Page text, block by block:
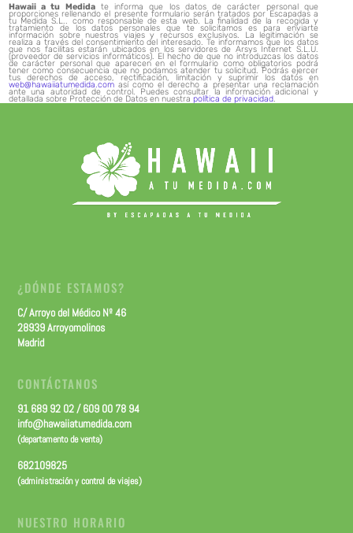
Hawaii a tu Medidate informa que los datos de carácter personal que
proporciones rellenando el presente formulario serán tratados por Escapadas a
tu Medida S.L.. como responsable de esta web. La finalidad de la recogida y
tratamiento de los datos personales que te solicitamos es para enviarte
información sobre nuestros viajes y recursos exclusivos. La legitimación se
realiza a través del consentimiento del interesado. Te informamos que los datos
que nos facilitas estarán ubicados en los servidores de Arsys Internet S.L.U.
(proveedor de servicios informáticos). El hecho de que no introduzcas los datos
de carácter personal que aparecen en el formulario como obligatorios podrá
tener como consecuencia que no podamos atender tu solicitud. Podrás ejercer
tus derechos de acceso, rectificación, limitación y suprimir los datos en
web@hawaiiatumedida.com así como el derecho a presentar una reclamación
ante una autoridad de control. Puedes consultar la información adicional y
detallada sobre Protección de Datos en nuestra política de privacidad.
¿DÓNDE ESTAMOS?
C/ Arroyo del Médico Nº 46
28939 Arroyomolinos
Madrid
CONTÁCTANOS
91 689 92 02 / 609 00 78 94
info@hawaiiatumedida.com
(departamento de venta)
682109825
(administración y control de viajes)
NUESTRO HORARIO